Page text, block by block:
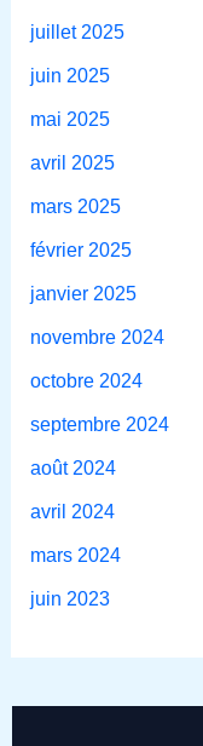
juillet 2025
juin 2025
mai 2025
avril 2025
mars 2025
février 2025
janvier 2025
novembre 2024
octobre 2024
septembre 2024
août 2024
avril 2024
mars 2024
juin 2023